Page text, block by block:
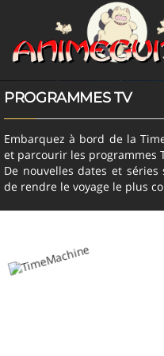
PROGRAMMES TV
Embarquez à bord de la
et parcourir les programmes
De nouvelles dates et
de rendre le voyage le plus
Panneau de gestion des cookies